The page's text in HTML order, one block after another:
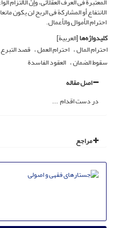
الانتفاع أو المشارکة فی الربح لن یکون
احترام الأموال والأعمال.
کلیدواژه‌ها[العربیة]
احترام المال احترام العمل قصد التبرع
سقوط الضمان العقود الفاسدة
اصل مقاله
در دست اقدام ...
مراجع